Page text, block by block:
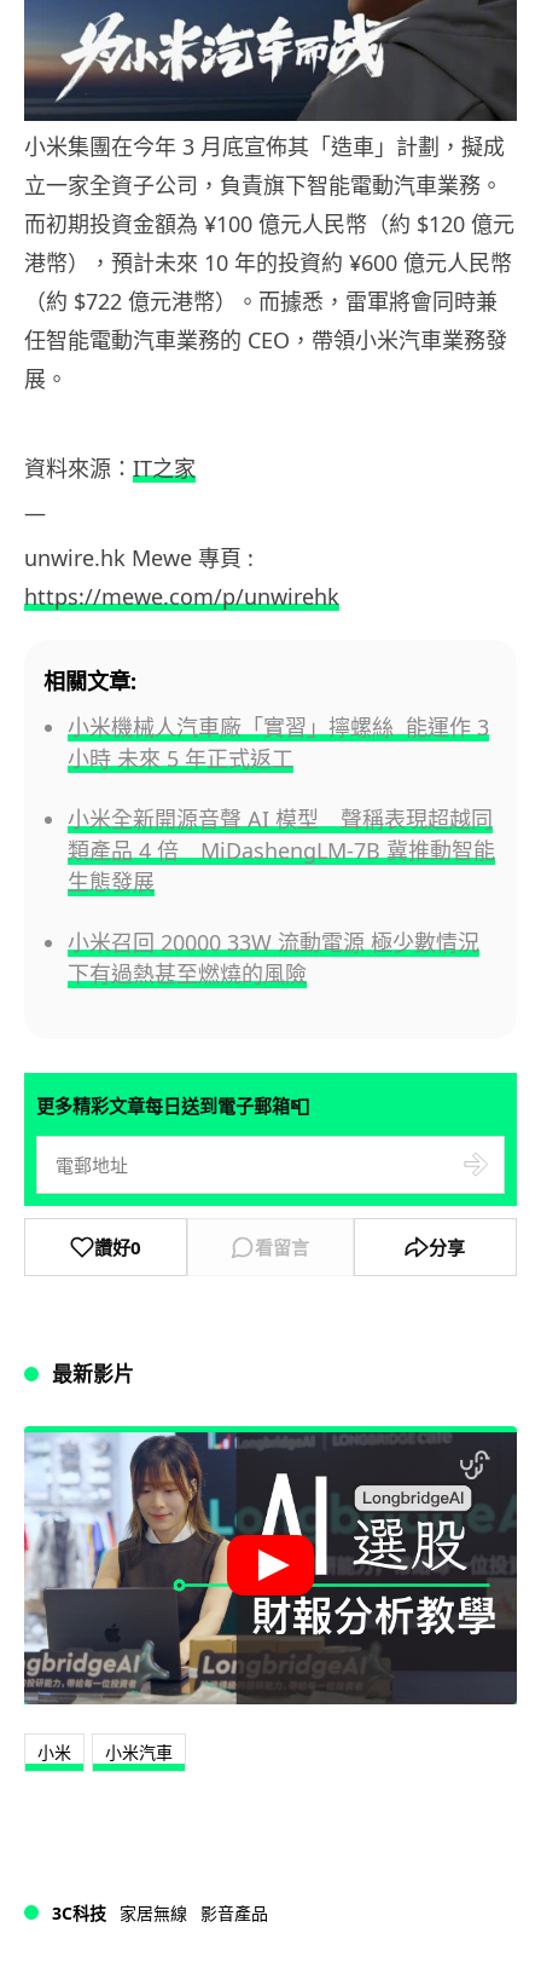
小米集團在今年 3 月底宣佈其「造車」計劃，擬成
立一家全資子公司，負責旗下智能電動汽車業務。
而初期投資金額為 ¥100 億元人民幣（約 $120 億元
港幣），預計未來 10 年的投資約 ¥600 億元人民幣
（約 $722 億元港幣）。而據悉，雷軍將會同時兼
任智能電動汽車業務的 CEO，帶領小米汽車業務發
展。
資料來源： IT之家
—
unwire.hk Mewe 專頁 :
https://mewe.com/p/unwirehk
相關文章:
小米機械人汽車廠「實習」擰螺絲 能運作 3
小時 未來 5 年正式返工
小米全新開源音聲 AI 模型 聲稱表現超越同
類產品 4 倍 MiDashengLM-7B 冀推動智能
生態發展
小米召回 20000 33W 流動電源 極少數情況
下有過熱甚至燃燒的風險
更多精彩文章每日送到電子郵箱📮
讚好0 看留言 分享
最新影片
小米 小米汽車
3C科技 家居無線 影音產品